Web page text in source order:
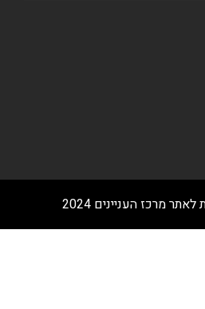
מרכז העניינים 2024